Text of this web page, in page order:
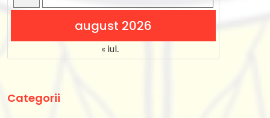
august 2026
« iul.
Categorii